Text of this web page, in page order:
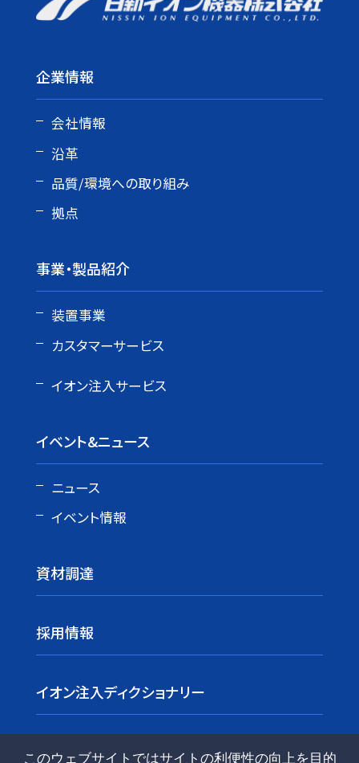
企業情報
会社情報
沿革
品質/環境への取り組み
拠点
事業・製品紹介
装置事業
カスタマーサービス
イオン注入サービス
イベント&ニュース
ニュース
イベント情報
資材調達
採用情報
イオン注入ディクショナリー
このウェブサイトではサイトの利便性の向上を目的